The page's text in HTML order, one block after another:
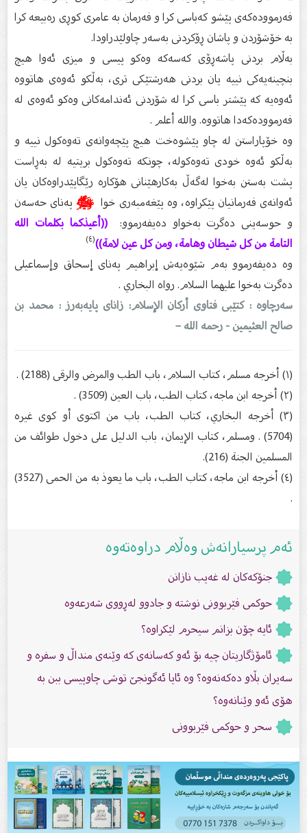
فەرموودەكەى پێشو كەباسی كرا و فەرمان بە عامرى كوڕى رەبیعە كرا
بە خۆشۆردن و پاشان ڕۆكردنى بەسەر چاولێدراودا.
بەڵام بردنى پاشەڕۆى كەسەكە وەكو پیسی و میزى ئەوا هیچ
بنچینەیەكى نییە یان بردنى هەرشتێكى ترى، بەڵكو ئەوەى هاتووە
ئەوەیە كە پێشتر باسی كرا لە شۆردنى ئەندامەكانى وەكو ئەوەى لە
فەرموودەكەدا هاتووە. والله أعلم .
وە خۆپاراستن لە چاو پێشوەخت هیچ پێچەوانەى تەوەكول نییە و
بەڵكو ئەوە خودى تەوەكولە، چونكە تەوەكول بریتیە لە بەڕاست
پشت بەستن بەخوا لەگەڵ بەكارهێنانى هۆكارە رێگاپێدراوەكان یان
ئەوانەى فەرمانیان پێكراوە، وە پێغەمبەرى خواﷺپەناى حەسەن
و حوسەینى دەگرت بەخواو دەیفەرموو:
((أعيذكما بكلمات الله
التامة من كل شيطان وهامة، ومن كل عين لامة))(٤)
وە دەیفەرموو بەم شێوەیەش إبراهیم پەناى إسحاق وإسماعیلی
دەگرت بەخوا علیهما السلام. رواه البخاري .
سەرچاوە : کتێبی فتاوى أرکان الإسلام: زاناى پایەبەرز : محمد بن
صالح العثیمین - رحمه الله –
(٣) أخرجه البخاري، كتاب الطب، باب من اكتوى أو كوى غيره
(5704) . ومسلم، كتاب الإيمان، باب الدليل على دخول طوائف من
المسلمين الجنة (216).
(٤) أخرجه ابن ماجه، كتاب الطب، باب ما يعوذ به من الحمى (3527)
ئەم پرسیارانەش وەڵام دراوەتەوە
جنۆکەکان لە غەیب نازانن
حوكمى فێربوونى نوشتە و جادوو لەڕووى شەرعەوە
ئایە چۆن بزانم سیحرم لێکراوە؟
ئامۆژگاریتان چیە بۆ ئەو کەسانەى کە وێنەى منداڵ و سفرە و
سەیران بڵاو دەکەنەوە؟ وە ئایا ئەگونجێ توشی چاوپیسی ببن بە
هۆى ئەو وێنانەوە؟
سحر و حوکمی فێربوونی